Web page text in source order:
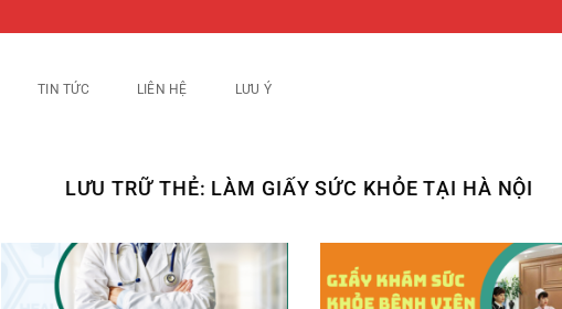
TIN TỨC LIÊN HỆ LƯU Ý
LƯU TRỮ THẺ: LÀM GIẤY SỨC KHỎE TẠI HÀ NỘI